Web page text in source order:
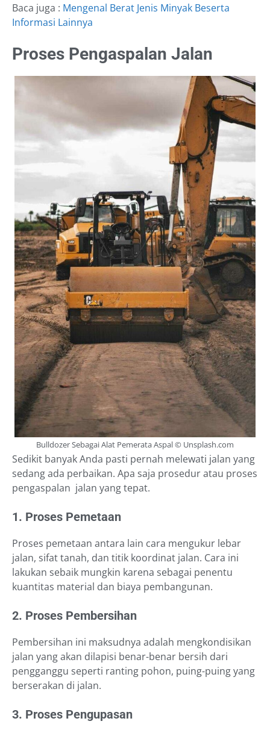
Baca juga : Mengenal Berat Jenis Minyak Beserta
Informasi Lainnya
Proses Pengaspalan Jalan
Bulldozer Sebagai Alat Pemerata Aspal © Unsplash.com
Sedikit banyak Anda pasti pernah melewati jalan yang
sedang ada perbaikan. Apa saja prosedur atau proses
pengaspalan jalan yang tepat.
1. Proses Pemetaan
Proses pemetaan antara lain cara mengukur lebar
jalan, sifat tanah, dan titik koordinat jalan. Cara ini
lakukan sebaik mungkin karena sebagai penentu
kuantitas material dan biaya pembangunan.
2. Proses Pembersihan
Pembersihan ini maksudnya adalah mengkondisikan
jalan yang akan dilapisi benar-benar bersih dari
pengganggu seperti ranting pohon, puing-puing yang
berserakan di jalan.
3. Proses Pengupasan